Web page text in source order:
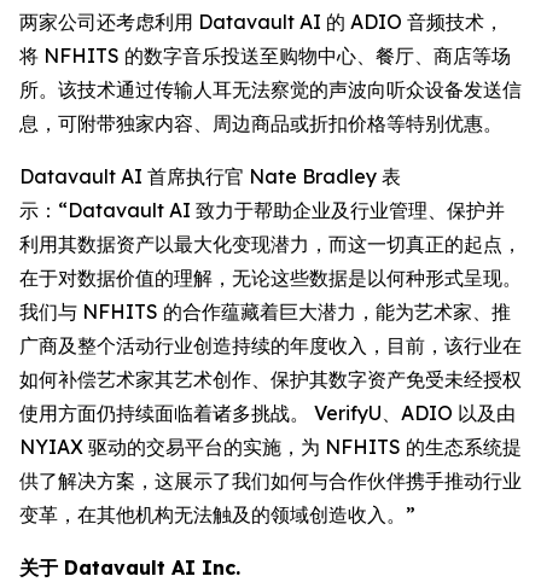
两家公司还考虑利用 Datavault AI 的 ADIO 音频技术，
将 NFHITS 的数字音乐投送至购物中心、餐厅、商店等场
所。该技术通过传输人耳无法察觉的声波向听众设备发送信
息，可附带独家内容、周边商品或折扣价格等特别优惠。
Datavault AI 首席执行官 Nate Bradley 表
示：“Datavault AI 致力于帮助企业及行业管理、保护并
利用其数据资产以最大化变现潜力，而这一切真正的起点，
在于对数据价值的理解，无论这些数据是以何种形式呈现。
我们与 NFHITS 的合作蕴藏着巨大潜力，能为艺术家、推
广商及整个活动行业创造持续的年度收入，目前，该行业在
如何补偿艺术家其艺术创作、保护其数字资产免受未经授权
使用方面仍持续面临着诸多挑战。 VerifyU、ADIO 以及由
NYIAX 驱动的交易平台的实施，为 NFHITS 的生态系统提
供了解决方案，这展示了我们如何与合作伙伴携手推动行业
变革，在其他机构无法触及的领域创造收入。”
关于 Datavault AI Inc.